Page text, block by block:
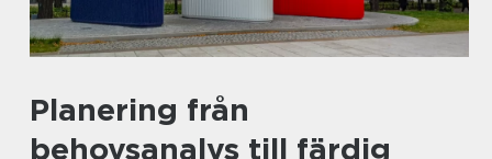
Planering från
behovsanalys till färdig